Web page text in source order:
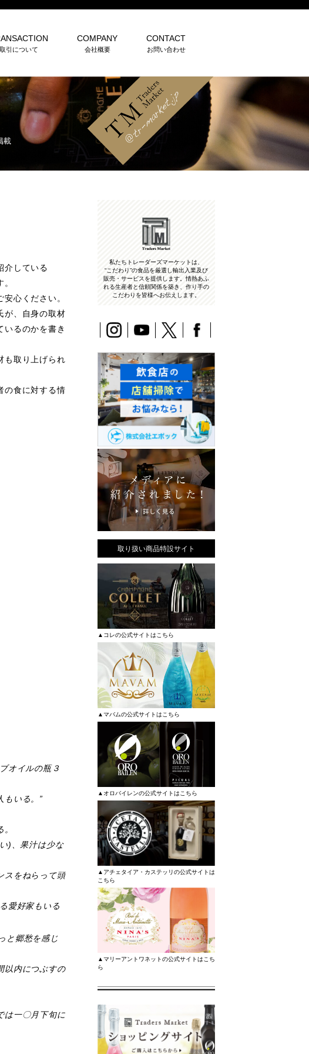
取引について
COMPANY
会社概要
CONTACT
お問い合わせ
載
介している
心ください。
が、自身の取材
いるのかを書き
も取り上げられ
の食に対する情
オイルの瓶３
もいる。”
)、果汁は少な
スをねらって頭
愛好家もいる
と郷愁を感じ
以内につぶすの
は一〇月下旬に
私たちトレーダーズマーケットは、
“こだわり”の食品を厳選し輸出入業及び
販売・サービスを提供します。情熱あふ
れる生産者と信頼関係を築き、作り手の
こだわりを皆様へお伝えします。
取り扱い商品特設サイト
▲コレの公式サイトはこちら
▲マバムの公式サイトはこちら
▲オロバイレンの公式サイトはこちら
▲アチェタイア・カステッリの公式サイトは
こちら
▲マリーアントワネットの公式サイトはこち
ら